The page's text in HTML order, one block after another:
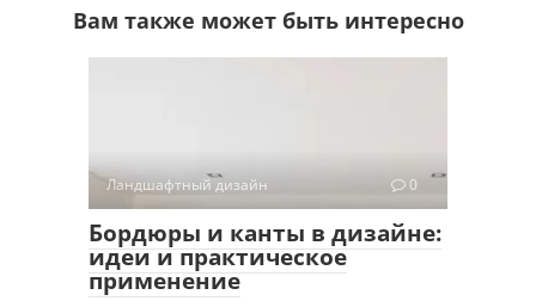
Вам также может быть интересно
Ландшафтный дизайн 0
Бордюры и канты в дизайне:
идеи и практическое
применение